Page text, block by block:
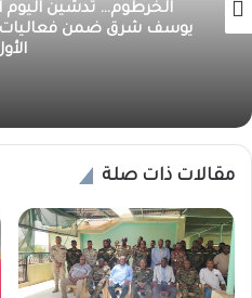
الخرطوم… تدشين اليوم
يوسف شرق ضمن فعاليات
مقالات ذات صلة